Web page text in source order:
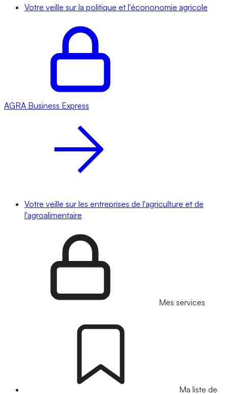
Votre veille sur la politique et l'écononomie agricole
AGRA Business Express
Votre veille sur les entreprises de l'agriculture et de
l'agroalimentaire
Mes services
Ma liste de